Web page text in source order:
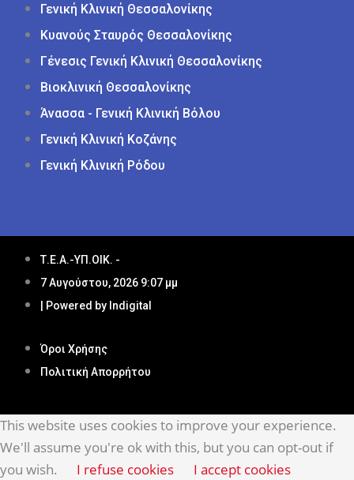
Γενική Κλινική Θεσσαλονίκης
Κυανούς Σταυρός Θεσσαλονίκης
Γένεσις Γενική Κλινική Θεσσαλονίκης
Βιοκλινική Θεσσαλονίκης
Άνασσα - Γενική Κλινική Βόλου
Γενική Κλινική Κοζάνης
Γενική Κλινική Ρόδου
Τ.Ε.Α.-ΥΠ.ΟΙΚ. -
7 Αυγούστου, 2026 9:07 μμ
| Powered by Indigital
Όροι Χρήσης
Πολιτική Απορρήτου
This website uses cookies to improve your experience.
We'll assume you're ok with this, but you can opt-out if
you wish.
I refuse cookies
I accept cookies